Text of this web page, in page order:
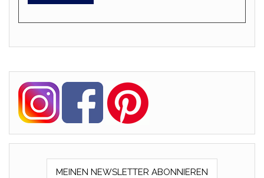
MEINEN NEWSLETTER ABONNIEREN